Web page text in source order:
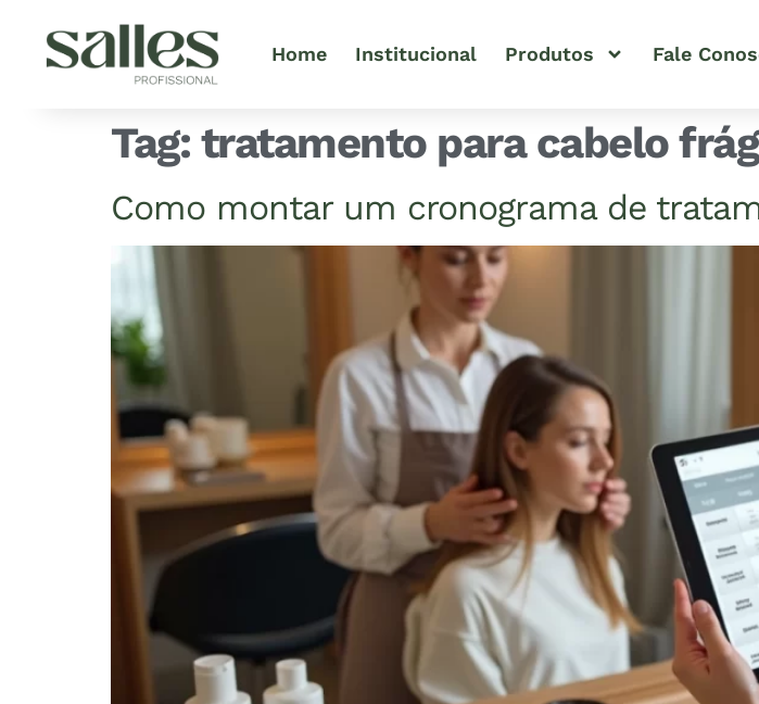
Home Institucional Produtos Fale
Tag: tratamento para cabelo
Como montar um cronograma de